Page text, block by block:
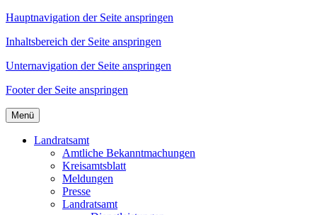
Hauptnavigation der Seite anspringen
Inhaltsbereich der Seite anspringen
Unternavigation der Seite anspringen
Footer der Seite anspringen
Menü
Landratsamt
Amtliche Bekanntmachungen
Kreisamtsblatt
Meldungen
Presse
Landratsamt